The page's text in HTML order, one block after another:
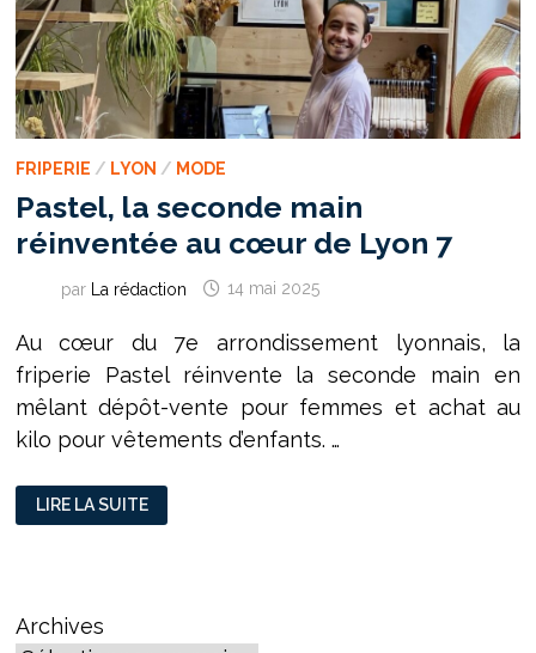
FRIPERIE / LYON / MODE
Pastel, la seconde main
réinventée au cœur de Lyon 7
par La rédaction 14 mai 2025
Au cœur du 7e arrondissement lyonnais, la
friperie Pastel réinvente la seconde main en
mêlant dépôt-vente pour femmes et achat au
kilo pour vêtements d’enfants. …
PASTEL,
LA
SECONDE
LYON
7
LIRE LA SUITE
Archives